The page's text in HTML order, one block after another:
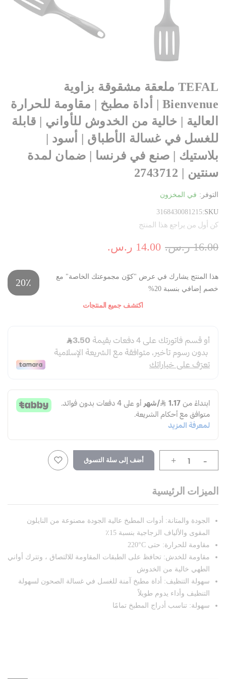
TEFAL ملعقة مشقوقة بزاوية
Bienvenue | أداة مطبخ | مقاومة للحرارة
العالية | خالية من الخدوش للأواني | قابلة
للغسل في غسالة الأطباق | أسود |
بلاستيك | صنع في فرنسا | ضمان لمدة
سنتين | 2743712
التوفر: في المخزون
SKU
3168430081215
كن أول من يراجع هذا المنتج
14.00 ر.س.‏ 16.00 ر.س.‏
هذا المنتج يشارك في عرض "كوّن مجموعتك الخاصة" مع
خصم إضافي بنسبة 20%
20٪
اكتشف جميع المنتجات
-
+ أضف إلى سلة التسوق
الميزات الرئيسية
الجودة والمتانة: أدوات المطبخ عالية الجودة مصنوعة من النايلون
المقوى والألياف الزجاجية بنسبة 15٪
مقاومة للحرارة: حتى ‎220°C
مقاومة للخدش: تحافظ على الطبقات المقاومة للالتصاق ، وتترك أواني
الطهي خالية من الخدوش
سهولة التنظيف: أداة مطبخ آمنة للغسل في غسالة الصحون لسهولة
التنظيف وأداء يدوم طويلاً
سهولة: تناسب أدراج المطبخ تمامًا